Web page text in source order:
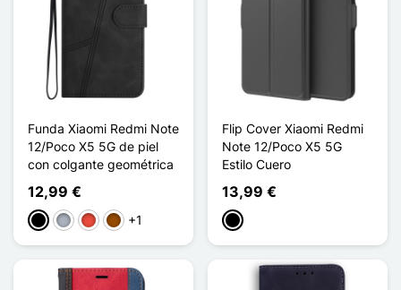
Funda Xiaomi Redmi Note
12/Poco X5 5G de piel
con colgante geométrica
12,99 €
NegroGris RojoMarrón
+1
Flip Cover Xiaomi Redmi
Note 12/Poco X5 5G
Estilo Cuero
13,99 €
Negro